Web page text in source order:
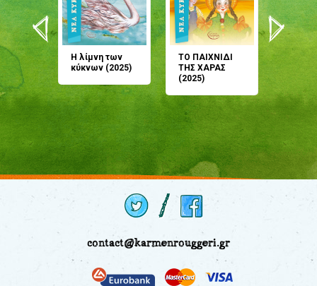
Η λίμνη των
κύκνων (2025)
ΤΟ ΠΑΙΧΝΙΔΙ
ΤΗΣ ΧΑΡΑΣ
(2025)
μου;
(2024)
contact@karmenrouggeri.gr